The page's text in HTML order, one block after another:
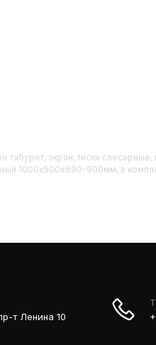
экран, тиски
1000х500х690-900мм, в
т Ленина 10